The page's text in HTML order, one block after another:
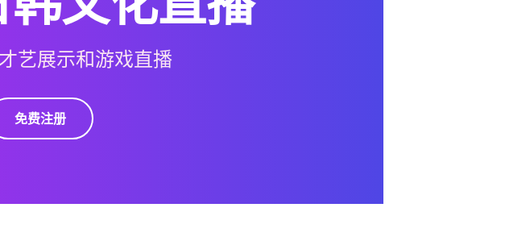
艺展示和游戏直播
免费注册